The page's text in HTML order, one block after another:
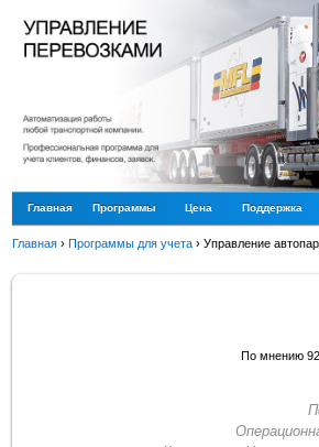
Главная Программы Цена Поддержка
Главная ›Программы для учета ›Управление
По мнению 92